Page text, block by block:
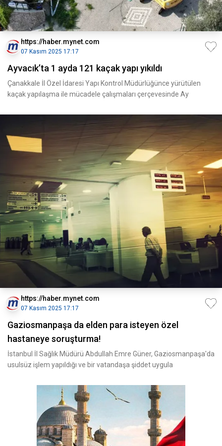
https://haber.mynet.com
07 Kasım 2025 17:17
Ayvacık’ta 1 ayda 121 kaçak yapı yıkıldı
Çanakkale İl Özel İdaresi Yapı Kontrol Müdürlüğünce yürütülen
kaçak yapılaşma ile mücadele çalışmaları çerçevesinde Ay
https://haber.mynet.com
07 Kasım 2025 17:17
Gaziosmanpaşa da elden para isteyen özel
hastaneye soruşturma!
İstanbul İl Sağlık Müdürü Abdullah Emre Güner, Gaziosmanpaşa'da
usulsüz işlem yapıldığı ve bir vatandaşa şiddet uygula